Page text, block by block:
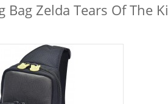
Bag Zelda Tears Of